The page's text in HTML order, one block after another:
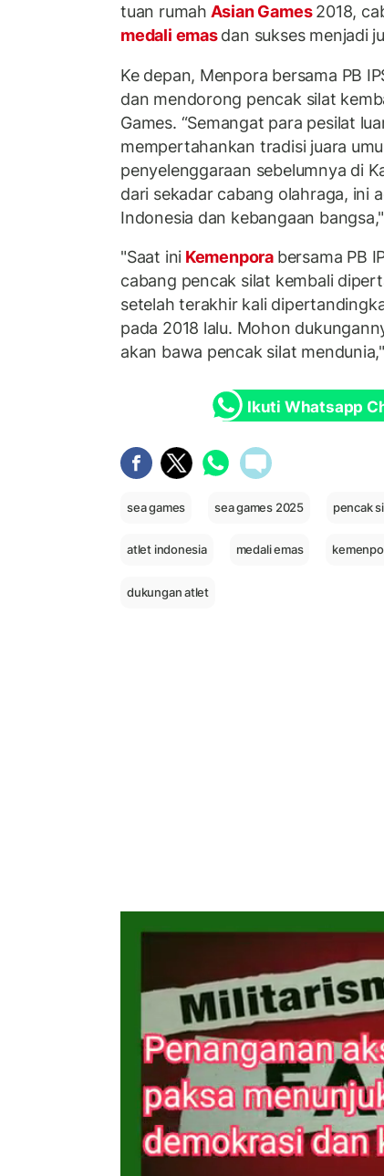
tuan rumah Asian Games2018,
medali emasdan sukses menjadi
Ke depan, Menpora bersama PB
dan mendorong pencak silat
Games. “Semangat para pesilat
mempertahankan tradisi juara
penyelenggaraan sebelumnya di
dari sekadar cabang olahraga, ini
Indonesia dan kebangaan
"Saat ini Kemenpora bersama PB
cabang pencak silat kembali
setelah terakhir kali
pada 2018 lalu. Mohon
akan bawa pencak silat
Ikuti Whatsapp
sea games sea games 2025 pencak
atlet indonesia medali emas
dukungan atlet